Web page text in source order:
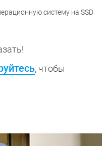
систему на SSD
, чтобы